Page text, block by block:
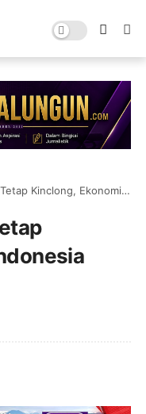
Ekonomi Indonesia Terjaga Positif